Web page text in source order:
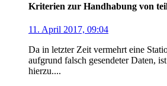
Kriterien zur Handhabung von
11. April 2017, 09:04
Da in letzter Zeit vermehrt eine
aufgrund falsch gesendeter Daten,
hierzu....